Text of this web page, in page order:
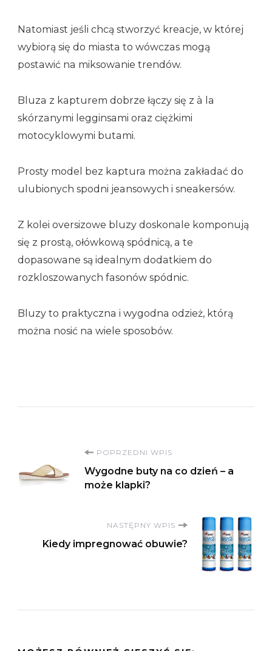
Natomiast jeśli chcą stworzyć kreacje, w której
wybiorą się do miasta to wówczas mogą
postawić na miksowanie trendów.
Bluza z kapturem dobrze łączy się z à la
skórzanymi legginsami oraz ciężkimi
motocyklowymi butami.
Prosty model bez kaptura można zakładać do
ulubionych spodni jeansowych i sneakersów.
Z kolei oversizowe bluzy doskonale komponują
się z prostą, ołówkową spódnicą, a te
dopasowane są idealnym dodatkiem do
rozkloszowanych fasonów spódnic.
Bluzy to praktyczna i wygodna odzież, którą
można nosić na wiele sposobów.
Nawigacja
wpisu
POPRZEDNI WPIS
Wygodne buty na co dzień – a
może klapki?
NASTĘPNY WPIS
Kiedy impregnować obuwie?